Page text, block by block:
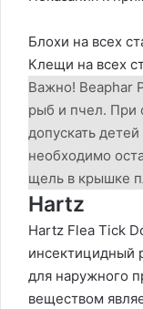
Блохи на всех
Клещи на всех
Важно! Beaphar
рыб и пчел. При
допускать
необходимо
щель в крышке
Hartz
Hartz Flea Tick
инсектицидный
для наружного
веществом